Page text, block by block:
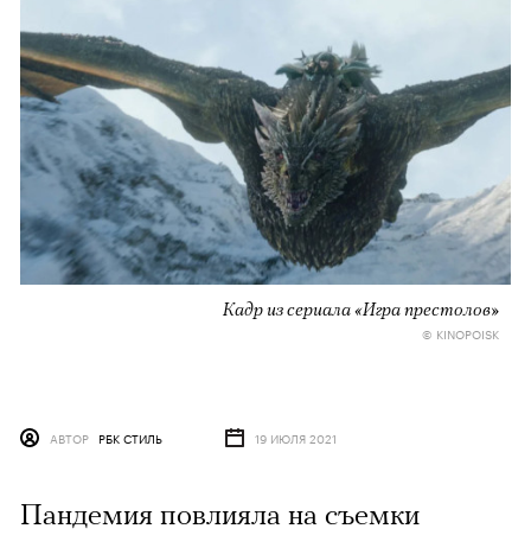
Кадр из сериала «Игра престолов»
© KINOPOISK
АВТОР РБК СТИЛЬ 19 ИЮЛЯ 2021
Пандемия повлияла на съемки